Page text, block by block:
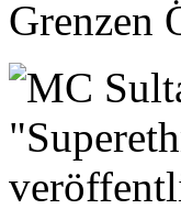
Grenzen